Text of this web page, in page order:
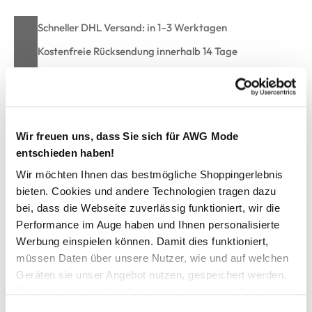
Wir freuen uns, dass Sie sich für AWG Mode
entschieden haben!
Wir möchten Ihnen das bestmögliche Shoppingerlebnis
bieten. Cookies und andere Technologien tragen dazu
bei, dass die Webseite zuverlässig funktioniert, wir die
Performance im Auge haben und Ihnen personalisierte
Werbung einspielen können. Damit dies funktioniert,
müssen Daten über unsere Nutzer, wie und auf welchen
Geräten sie unser Angebot nutzen, gespeichert werden.
Schneller DHL Versand: in 1–3 Werktagen
Kostenfreie Rücksendung innerhalb 14 Tage
Kostenlose Filiallieferung in Ihre Wunschfiliale
Zur Wunschliste hinzufügen
Kinder Shirt mit schlichtem Print
Cooles Shirt von Tom Tailor
Mit Rundhals-Ausschnitt
Vorne mit schlcihten Prints
Gerade Passform